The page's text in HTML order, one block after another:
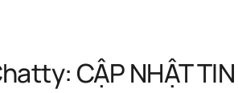
CẬP NHẬT